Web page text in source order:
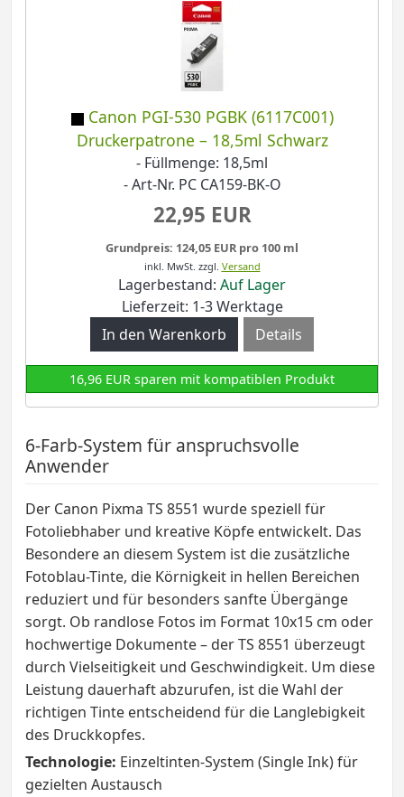
Canon PGI-530 PGBK (6117C001)
Druckerpatrone – 18,5ml Schwarz
- Füllmenge: 18,5ml
- Art-Nr. PC CA159-BK-O
22,95 EUR
Grundpreis: 124,05 EUR pro 100 ml
inkl. MwSt. zzgl. Versand
Lagerbestand: Auf Lager
Lieferzeit: 1-3 Werktage
Details
16,96 EUR sparen mit kompatiblen Produkt
6-Farb-System für anspruchsvolle
Anwender
Der Canon Pixma TS 8551 wurde speziell für
Fotoliebhaber und kreative Köpfe entwickelt. Das
Besondere an diesem System ist die zusätzliche
Fotoblau-Tinte, die Körnigkeit in hellen Bereichen
reduziert und für besonders sanfte Übergänge
sorgt. Ob randlose Fotos im Format 10x15 cm oder
hochwertige Dokumente – der TS 8551 überzeugt
durch Vielseitigkeit und Geschwindigkeit. Um diese
Leistung dauerhaft abzurufen, ist die Wahl der
richtigen Tinte entscheidend für die Langlebigkeit
des Druckkopfes.
Technologie: Einzeltinten-System (Single Ink) für
gezielten Austausch